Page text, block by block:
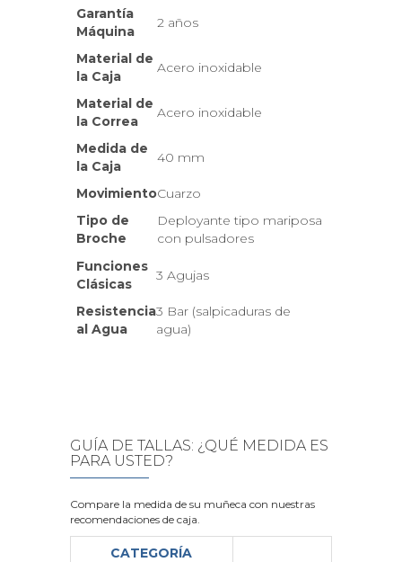
Garantía
Máquina
2 años
Material de
la Caja
Acero inoxidable
Material de
la Correa
Acero inoxidable
Medida de
la Caja
40 mm
MovimientoCuarzo
Tipo de
Broche
Deployante tipo mariposa
con pulsadores
Funciones
Clásicas
3 Agujas
Resistencia
al Agua
3 Bar (salpicaduras de
agua)
GUÍA DE TALLAS: ¿QUÉ MEDIDA ES
PARA USTED?
Compare la medida de su muñeca con nuestras
recomendaciones de caja.
CATEGORÍA